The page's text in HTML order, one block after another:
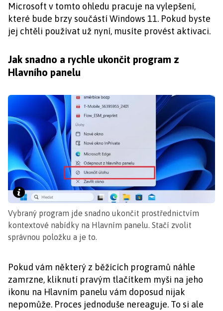
Microsoft v tomto ohledu pracuje na vylepšení,
které bude brzy součástí Windows 11. Pokud byste
jej chtěli používat už nyní, musíte provést aktivaci.
Jak snadno a rychle ukončit program z
Hlavního panelu
Vybraný program jde snadno ukončit prostřednictvím
kontextové nabídky na Hlavním panelu. Stačí zvolit
správnou položku a je to.
Pokud vám některý z běžících programů náhle
zamrzne, kliknutí pravým tlačítkem myši na jeho
ikonu na Hlavním panelu vám doposud nijak
nepomůže. Proces jednoduše nereaguje. To si ale